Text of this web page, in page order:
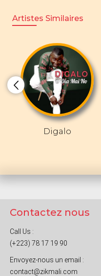
Artistes Similaires
Digalo
Contactez nous
Call Us :
(+223) 78 17 19 90
Envoyez-nous un email :
contact@zikmali.com